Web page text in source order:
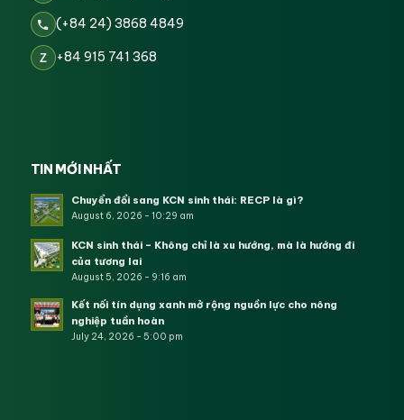
(+84 24) 3868 4849
Z +84 915 741 368
TIN MỚI NHẤT
Chuyển đổi sang KCN sinh thái: RECP là gì?
August 6, 2026 - 10:29 am
KCN sinh thái – Không chỉ là xu hướng, mà là hướng đi
của tương lai
August 5, 2026 - 9:16 am
Kết nối tín dụng xanh mở rộng nguồn lực cho nông
nghiệp tuần hoàn
July 24, 2026 - 5:00 pm